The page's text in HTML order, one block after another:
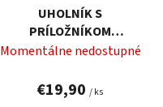
UHOLNÍK S
PRÍLOŽNÍKOM
HLINÍKOVÝ, 300MM,
PREMIUM
Momentálne nedostupné
€19,90 / ks